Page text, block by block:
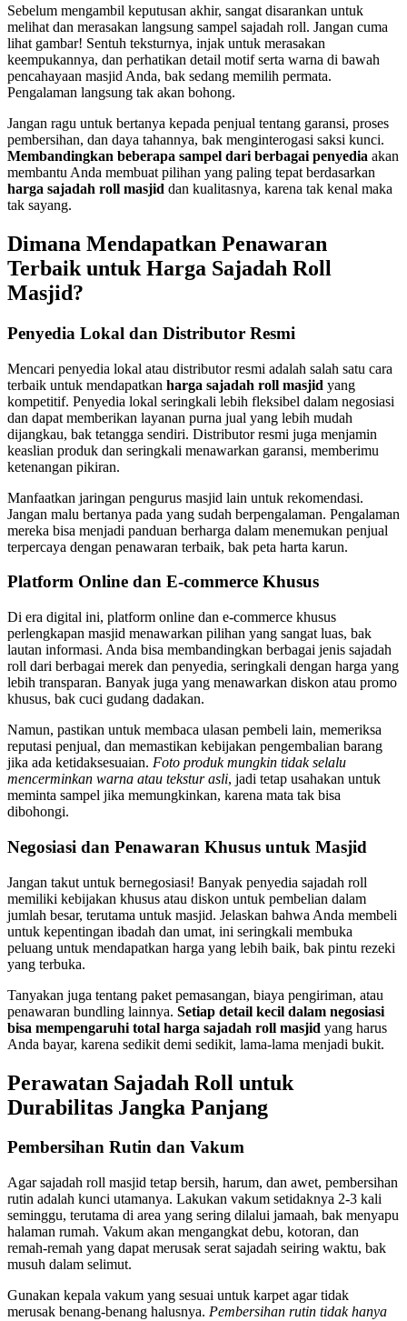
Sebelum mengambil keputusan akhir, sangat disarankan untuk
melihat dan merasakan langsung sampel sajadah roll. Jangan cuma
lihat gambar! Sentuh teksturnya, injak untuk merasakan
keempukannya, dan perhatikan detail motif serta warna di bawah
pencahayaan masjid Anda, bak sedang memilih permata.
Pengalaman langsung tak akan bohong.
Jangan ragu untuk bertanya kepada penjual tentang garansi, proses
pembersihan, dan daya tahannya, bak menginterogasi saksi kunci.
Membandingkan beberapa sampel dari berbagai penyedia akan
membantu Anda membuat pilihan yang paling tepat berdasarkan
harga sajadah roll masjid dan kualitasnya, karena tak kenal maka
tak sayang.
Dimana Mendapatkan Penawaran
Terbaik untuk Harga Sajadah Roll
Masjid?
Penyedia Lokal dan Distributor Resmi
Mencari penyedia lokal atau distributor resmi adalah salah satu cara
terbaik untuk mendapatkan harga sajadah roll masjid yang
kompetitif. Penyedia lokal seringkali lebih fleksibel dalam negosiasi
dan dapat memberikan layanan purna jual yang lebih mudah
dijangkau, bak tetangga sendiri. Distributor resmi juga menjamin
keaslian produk dan seringkali menawarkan garansi, memberimu
ketenangan pikiran.
Manfaatkan jaringan pengurus masjid lain untuk rekomendasi.
Jangan malu bertanya pada yang sudah berpengalaman. Pengalaman
mereka bisa menjadi panduan berharga dalam menemukan penjual
terpercaya dengan penawaran terbaik, bak peta harta karun.
Platform Online dan E-commerce Khusus
Di era digital ini, platform online dan e-commerce khusus
perlengkapan masjid menawarkan pilihan yang sangat luas, bak
lautan informasi. Anda bisa membandingkan berbagai jenis sajadah
roll dari berbagai merek dan penyedia, seringkali dengan harga yang
lebih transparan. Banyak juga yang menawarkan diskon atau promo
khusus, bak cuci gudang dadakan.
Namun, pastikan untuk membaca ulasan pembeli lain, memeriksa
reputasi penjual, dan memastikan kebijakan pengembalian barang
jika ada ketidaksesuaian. Foto produk mungkin tidak selalu
mencerminkan warna atau tekstur asli, jadi tetap usahakan untuk
meminta sampel jika memungkinkan, karena mata tak bisa
dibohongi.
Negosiasi dan Penawaran Khusus untuk Masjid
Jangan takut untuk bernegosiasi! Banyak penyedia sajadah roll
memiliki kebijakan khusus atau diskon untuk pembelian dalam
jumlah besar, terutama untuk masjid. Jelaskan bahwa Anda membeli
untuk kepentingan ibadah dan umat, ini seringkali membuka
peluang untuk mendapatkan harga yang lebih baik, bak pintu rezeki
yang terbuka.
Tanyakan juga tentang paket pemasangan, biaya pengiriman, atau
penawaran bundling lainnya. Setiap detail kecil dalam negosiasi
bisa mempengaruhi total harga sajadah roll masjid yang harus
Anda bayar, karena sedikit demi sedikit, lama-lama menjadi bukit.
Perawatan Sajadah Roll untuk
Durabilitas Jangka Panjang
Pembersihan Rutin dan Vakum
Agar sajadah roll masjid tetap bersih, harum, dan awet, pembersihan
rutin adalah kunci utamanya. Lakukan vakum setidaknya 2-3 kali
seminggu, terutama di area yang sering dilalui jamaah, bak menyapu
halaman rumah. Vakum akan mengangkat debu, kotoran, dan
remah-remah yang dapat merusak serat sajadah seiring waktu, bak
musuh dalam selimut.
Gunakan kepala vakum yang sesuai untuk karpet agar tidak
merusak benang-benang halusnya. Pembersihan rutin tidak hanya